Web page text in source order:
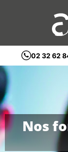
02 32 62
Nos